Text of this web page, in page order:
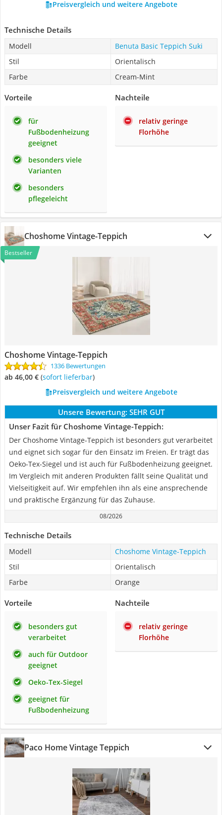
Preisvergleich und weitere Angebote
Technische Details
Modell
Benuta Basic Teppich Suki
Stil
Orientalisch
Farbe
Cream-Mint
Vorteile
für
Fußbodenheizung
geeignet
besonders viele
Varianten
besonders
pflegeleicht
Nachteile
relativ geringe
Florhöhe
Choshome Vintage-Teppich
Bestseller
Choshome Vintage-Teppich
1336 Bewertungen
ab 46,00 € ( Sofort lieferbar)
Preisvergleich und weitere Angebote
Unsere Bewertung: SEHR GUT
Unser Fazit für Choshome Vintage-Teppich:
Der Choshome Vintage-Teppich ist besonders gut verarbeitet
und eignet sich sogar für den Einsatz im Freien. Er trägt das
Oeko-Tex-Siegel und ist auch für Fußbodenheizung geeignet.
Im Vergleich mit anderen Produkten fällt seine Qualität und
Vielseitigkeit auf. Wir empfehlen ihn als eine ansprechende
und praktische Ergänzung für das Zuhause.
08/2026
Technische Details
Modell
Choshome Vintage-Teppich
Stil
Orientalisch
Farbe
Orange
Vorteile
besonders gut
verarbeitet
auch für Outdoor
geeignet
Oeko-Tex-Siegel
geeignet für
Fußbodenheizung
Nachteile
relativ geringe
Florhöhe
Paco Home Vintage Teppich